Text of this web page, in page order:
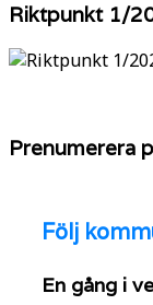
Riktpunkt 1/
Prenumerera
Följ
En gång i